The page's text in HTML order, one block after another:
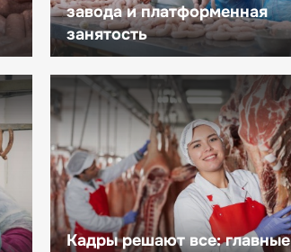
завода и платформенная
занятость
Кадры решают все: главные